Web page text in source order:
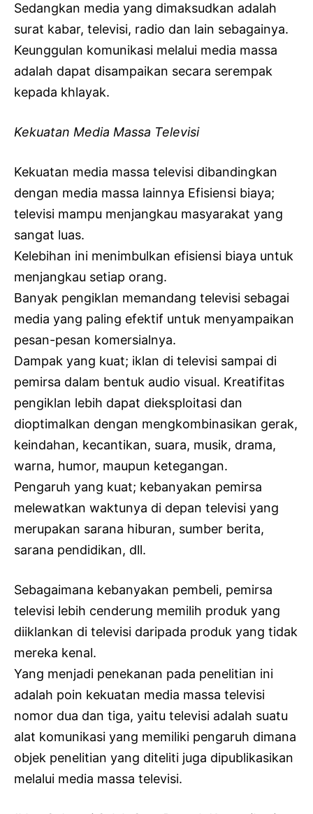
Sedangkan media yang dimaksudkan adalah
surat kabar, televisi, radio dan lain sebagainya.
Keunggulan komunikasi melalui media massa
adalah dapat disampaikan secara serempak
kepada khlayak.
Kekuatan Media Massa Televisi
Kekuatan media massa televisi dibandingkan
dengan media massa lainnya Efisiensi biaya;
televisi mampu menjangkau masyarakat yang
sangat luas.
Kelebihan ini menimbulkan efisiensi biaya untuk
menjangkau setiap orang.
Banyak pengiklan memandang televisi sebagai
media yang paling efektif untuk menyampaikan
pesan-pesan komersialnya.
Dampak yang kuat; iklan di televisi sampai di
pemirsa dalam bentuk audio visual. Kreatifitas
pengiklan lebih dapat dieksploitasi dan
dioptimalkan dengan mengkombinasikan gerak,
keindahan, kecantikan, suara, musik, drama,
warna, humor, maupun ketegangan.
Pengaruh yang kuat; kebanyakan pemirsa
melewatkan waktunya di depan televisi yang
merupakan sarana hiburan, sumber berita,
sarana pendidikan, dll.
Sebagaimana kebanyakan pembeli, pemirsa
televisi lebih cenderung memilih produk yang
diiklankan di televisi daripada produk yang tidak
mereka kenal.
Yang menjadi penekanan pada penelitian ini
adalah poin kekuatan media massa televisi
nomor dua dan tiga, yaitu televisi adalah suatu
alat komunikasi yang memiliki pengaruh dimana
objek penelitian yang diteliti juga dipublikasikan
melalui media massa televisi.